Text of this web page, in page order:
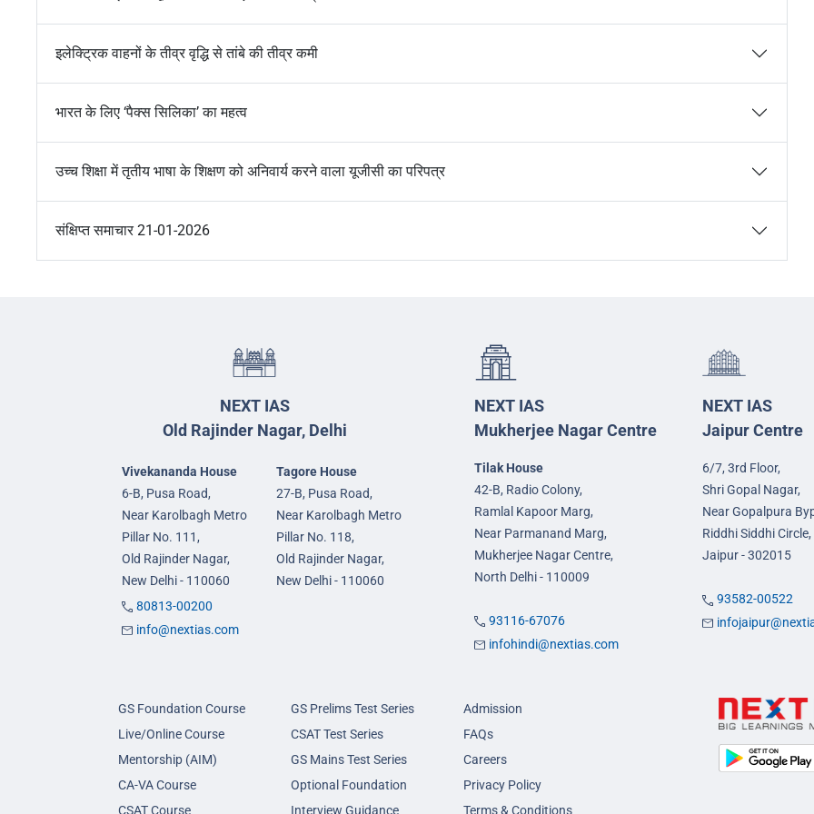
इलेक्ट्रिक वाहनों के तीव्र वृद्धि से तांबे की तीव्र कमी
भारत के लिए ‘पैक्स सिलिका’ का महत्व
उच्च शिक्षा में तृतीय भाषा के शिक्षण को अनिवार्य करने वाला यूजीसी का परिपत्र
संक्षिप्त समाचार 21-01-2026
NEXT IAS
Old Rajinder Nagar, Delhi
Vivekananda House
6-B, Pusa Road,
Near Karolbagh Metro
Pillar No. 111,
Old Rajinder Nagar,
New Delhi - 110060
Tagore House
27-B, Pusa Road,
Near Karolbagh Metro
Pillar No. 118,
Old Rajinder Nagar,
New Delhi - 110060
80813-00200
info@nextias.com
NEXT IAS
Mukherjee Nagar Centre
Tilak House
42-B, Radio Colony,
Ramlal Kapoor Marg,
Near Parmanand Marg,
Mukherjee Nagar Centre,
North Delhi - 110009
93116-67076
infohindi@nextias.com
NEXT IAS
Jaipur Centre
6/7, 3rd Floor,
Shri Gopal Nagar,
Near Gopalpura
Riddhi Siddhi Circle,
Jaipur - 302015
93582-00522
GS Foundation Course
Live/Online Course
Mentorship (AIM)
CA-VA Course
CSAT Course
GS Prelims Test Series
CSAT Test Series
GS Mains Test Series
Optional Foundation
Interview Guidance
Admission
FAQs
Careers
Privacy Policy
Terms & Conditions